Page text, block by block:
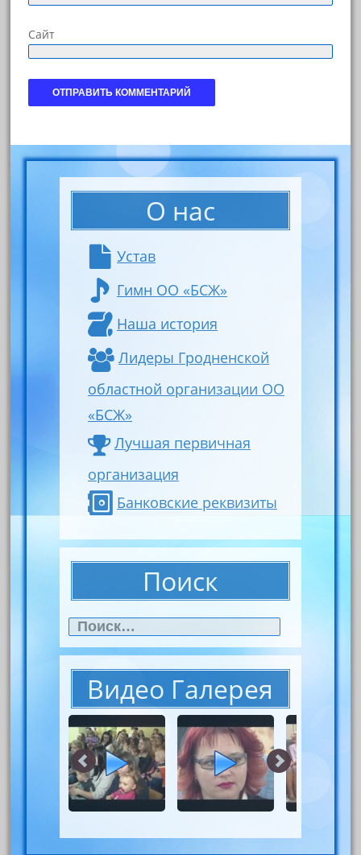
Сайт
О нас
Устав
Гимн ОО «БСЖ»
Наша история
Лидеры Гродненской
областной организации ОО
«БСЖ»
Лучшая первичная
организация
Банковские реквизиты
Поиск
Найти:
Видео Галерея